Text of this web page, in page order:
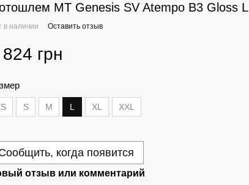
MT Genesis SV Atempo B3 Gloss L
в наличии Оставить отзыв
грн
S M L XL XXL
когда появится
отзыв или комментарий